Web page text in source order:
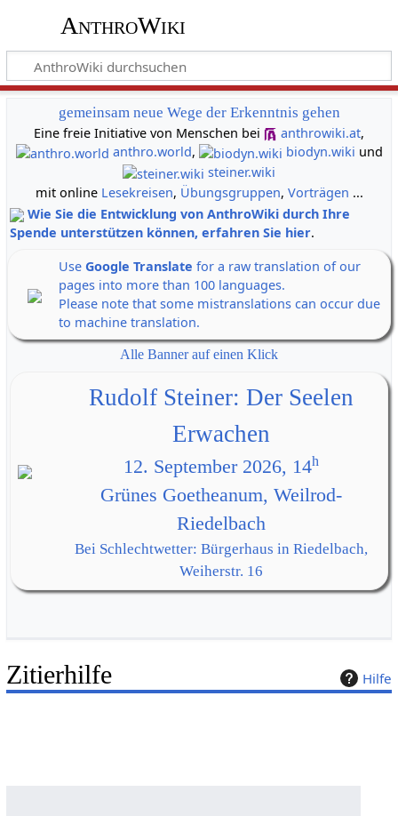
AnthroWiki
gemeinsam neue Wege der Erkenntnis gehen
Eine freie Initiative von Menschen bei
anthrowiki.at,
anthro.world, biodyn.wiki und
steiner.wiki
mit online Lesekreisen, Übungsgruppen, Vorträgen ...
Wie Sie die Entwicklung von AnthroWiki durch Ihre
Spende unterstützen können, erfahren Sie hier.
Use Google Translate for a raw translation of our
pages into more than 100 languages.
Please note that some mistranslations can occur due
to machine translation.
Alle Banner auf einen Klick
Rudolf Steiner: Der Seelen
Erwachen
12. September 2026, 14h
Grünes Goetheanum, Weilrod-
Riedelbach
Bei Schlechtwetter: Bürgerhaus in Riedelbach,
Weiherstr. 16
Hilfe
Zitierhilfe